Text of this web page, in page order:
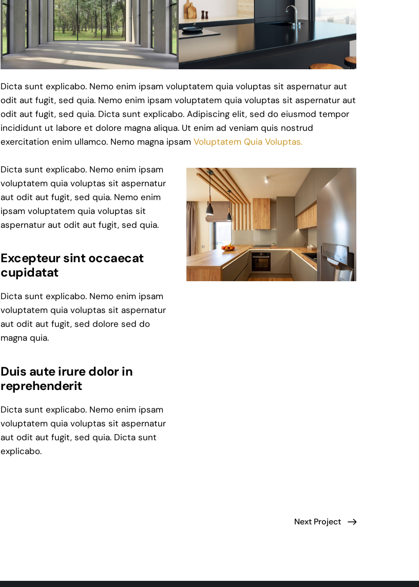
Dicta sunt explicabo. Nemo enim ipsam voluptatem quia voluptas sit aspernatur aut
odit aut fugit, sed quia. Nemo enim ipsam voluptatem quia voluptas sit aspernatur aut
odit aut fugit, sed quia. Dicta sunt explicabo. Adipiscing elit, sed do eiusmod tempor
incididunt ut labore et dolore magna aliqua. Ut enim ad veniam quis nostrud
exercitation enim ullamco. Nemo magna ipsam Voluptatem Quia Voluptas.
Dicta sunt explicabo. Nemo enim ipsam
voluptatem quia voluptas sit aspernatur
aut odit aut fugit, sed quia. Nemo enim
ipsam voluptatem quia voluptas sit
aspernatur aut odit aut fugit, sed quia.
Excepteur sint occaecat
cupidatat
Dicta sunt explicabo. Nemo enim ipsam
voluptatem quia voluptas sit aspernatur
aut odit aut fugit, sed dolore sed do
magna quia.
Duis aute irure dolor in
reprehenderit
Dicta sunt explicabo. Nemo enim ipsam
voluptatem quia voluptas sit aspernatur
aut odit aut fugit, sed quia. Dicta sunt
explicabo.
Next Project